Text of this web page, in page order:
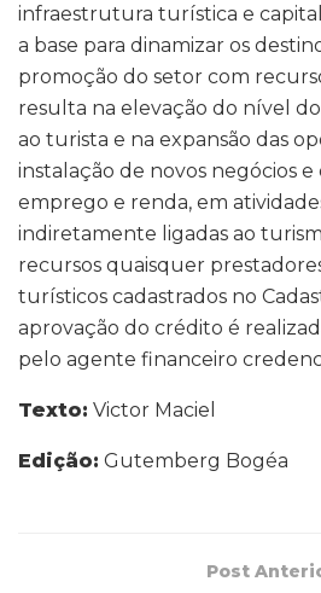
infraestrutura turística e
a base para dinamizar os
promoção do setor com
resulta na elevação do nível
ao turista e na expansão das
instalação de novos negócios
emprego e renda, em
indiretamente ligadas ao
recursos quaisquer
turísticos cadastrados no
aprovação do crédito é
pelo agente financeiro
Texto: Victor Maciel
Edição: Gutemberg Bogéa
Post